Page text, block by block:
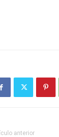
anterior